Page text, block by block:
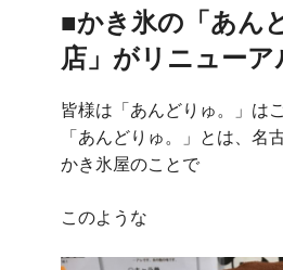
調
味
料
イ
ト
■かき氷の「あん
店」がリニューア
皆様は「あんどりゅ。」は
「あんどりゅ。」とは、名
かき氷屋のことで
このような